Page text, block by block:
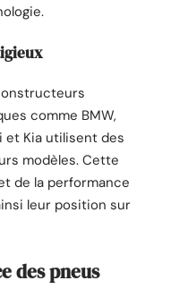
comme BMW,
et Kia utilisent des
modèles. Cette
de la performance
leur position sur
des pneus